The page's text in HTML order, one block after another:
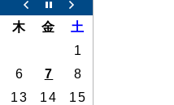
木 金
土
1
6 7
8
13 14
15